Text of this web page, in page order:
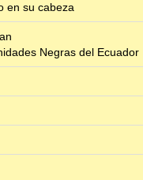
en su cabeza
Negras del Ecuador